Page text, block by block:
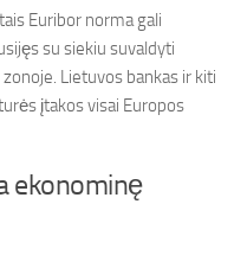
Euribor norma gali
su siekiu suvaldyti
Lietuvos bankas ir kiti
įtakos visai Europos
ekonominę